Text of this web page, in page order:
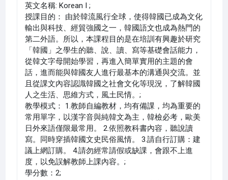
英文名稱: Korean I ;
授課目的： 由於韓流風行全球，使得韓國已成為文化
輸出與科技、經貿強國之一，韓國語文也成為熱門的
第二外語。所以，本課程目的是在培訓有興趣於研究
「韓國」之學生的聽、說、讀、寫等基礎會話能力，
從韓文字母開始學習，再進入簡單實用的主題的會
話，進而能與韓國友人進行最基本的溝通與交流。並
且從課文內容認識韓國之社會文化等現況，了解韓國
人之生活、思維方式，風土民情。;
教學模式： 1.教師自編教材，均有備課，均為重要的
常用單字，以漢字音與純韓文為主，韓檢必考，歐美
日外來語僅限最常用。 2.依照教科書內容，聽說讀
寫。同時穿插韓國文史民俗風情。 3.請自行訂購：建
議上網訂購。 4.請勿經常請假或缺課，會跟不上進
度，以免誤解教師上課內容。;
學分數：2;